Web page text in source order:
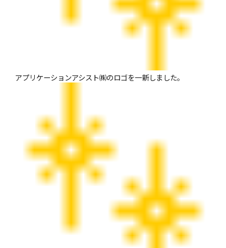
アプリケーションアシスト㈱のロゴを一新しました。